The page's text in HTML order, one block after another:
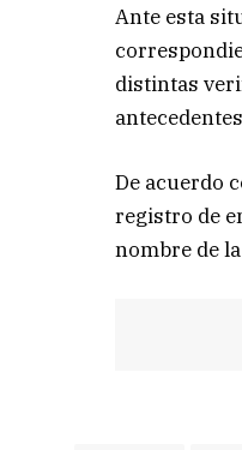
Ante esta
distintas
De acuerdo
registro de
nombre de